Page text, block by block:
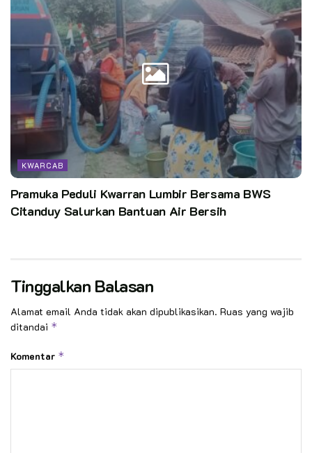
KWARCAB
Pramuka Peduli Kwarran Lumbir Bersama BWS
Citanduy Salurkan Bantuan Air Bersih
Tinggalkan Balasan
Alamat email Anda tidak akan dipublikasikan. Ruas yang wajib
ditandai *
Komentar *